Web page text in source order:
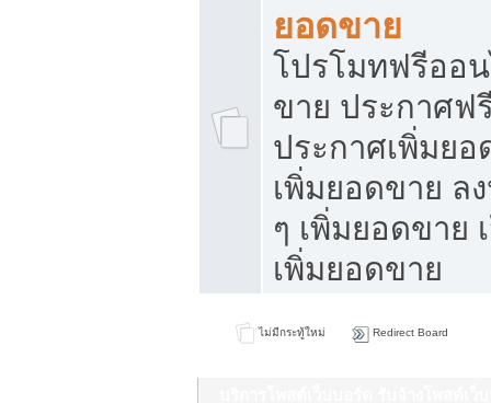
ยอดขาย
โปรโมทฟรีออ
ขาย ประกาศฟ
ประกาศเพิ่มย
เพิ่มยอดขาย ล
ๆ เพิ่มยอดขาย
เพิ่มยอดขาย
ไม่มีกระทู้ใหม่ Redirect Board